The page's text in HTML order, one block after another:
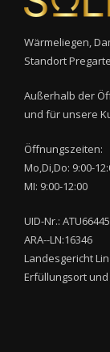
Wärmeliegen,
Standort
Außerhalb der
und für unsere
Öffnungszeiten:
Mo,Di,Do: 9:00-
MI: 9:00-12:00
UID-Nr.:
ARA--LN:16346
Landesgericht
Erfüllungsort